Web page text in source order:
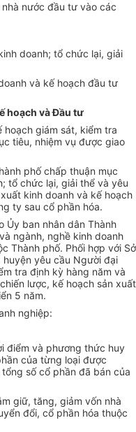
nước đầu tư vào các
doanh; tổ chức lại, giải
và kế hoạch đầu tư
hoạch và Đầu tư
hoạch giám sát, kiểm tra
tiêu, nhiệm vụ được giao
phố chấp thuận mục
tổ chức lại, giải thể và yêu
kinh doanh và kế hoạch
ty sau cổ phần hóa.
Ủy ban nhân dân Thành
ngành, nghề kinh doanh
Thành phố. Phối hợp với Sở
yêu cầu Người đại
tra định kỳ hàng năm và
lược, kế hoạch sản xuất
5 năm.
nghiệp:
điểm và phương thức huy
của từng loại được
số cổ phần đã bán của
giữ, tăng, giảm vốn nhà
đổi, cổ phần hóa thuộc